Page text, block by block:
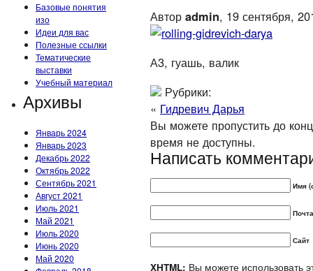
Базовые понятия
изо
Идеи для вас
Полезные ссылки
Тематические
выставки
Учебный материал
Архивы
Январь 2024
Январь 2023
Декабрь 2022
Октябрь 2022
Сентябрь 2021
Август 2021
Июль 2021
Май 2021
Июль 2020
Июнь 2020
Май 2020
Автор admin, 19 сентября,
А3, гуашь, валик
Рубрики:
« Гидревич Дарья
Вы можете пропустить до
время не доступны.
Написать
Имя
Сайт
XHTML: Вы можете использовать